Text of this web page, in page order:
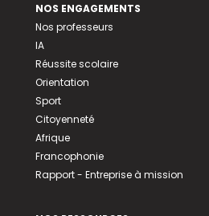
NOS ENGAGEMENTS
Nos professeurs
IA
Réussite scolaire
Orientation
Sport
Citoyenneté
Afrique
Francophonie
Rapport - Entreprise à mission